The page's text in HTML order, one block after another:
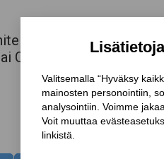
erityisesti CLT-
CLT – elementtejä